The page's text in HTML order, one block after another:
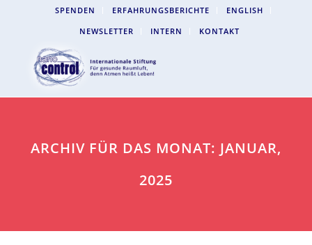
SPENDEN ERFAHRUNGSBERICHTE
ENGLISH
NEWSLETTER
INTERN KONTAKT
ARCHIV FÜR DAS MONAT: JANUAR,
2025